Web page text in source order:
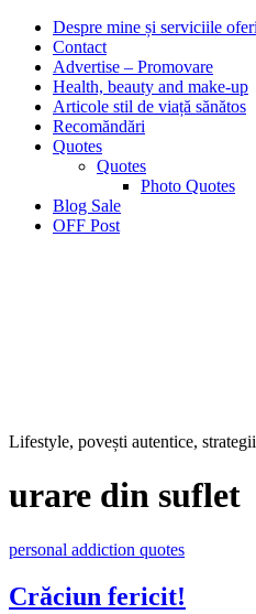
Despre mine și serviciile
Contact
Advertise – Promovare
Health, beauty and make-up
Articole stil de viață sănătos
Recomăndări
Quotes
Quotes
Photo Quotes
Blog Sale
OFF Post
Lifestyle, povești autentice,
urare din suflet
personal addiction quotes
Crăciun fericit!